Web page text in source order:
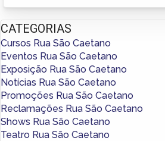
CATEGORIAS
Cursos Rua São Caetano
Eventos Rua São Caetano
Exposição Rua São Caetano
Notícias Rua São Caetano
Promoções Rua São Caetano
Reclamações Rua São Caetano
Shows Rua São Caetano
Teatro Rua São Caetano